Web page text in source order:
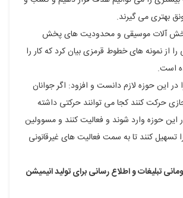
بهتری می گیرند.
آلات موسیقی و محدودیت های پخش
را از نمونه های خطوط قرمزی بیان کرد که کار را
است.
این حوزه لازم دانست و افزود: اگر جوانان
حرکت کنند کجا می توانند حرکتی داشته
این حوزه وارد شوند و فعالیت کنند و مسوولین
تسهیل کنند تا به سمت فعالیت های غیرقانونی
تومانی تبلیغات و اطلاع رسانی برای تولید انیمیشن